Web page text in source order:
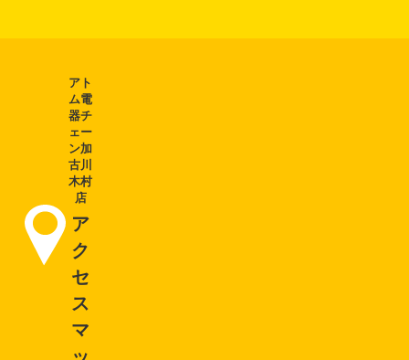
アト
ム電
器チ
ェー
ン加
古川
木村
店
ア
ク
セ
ス
マ
ッ